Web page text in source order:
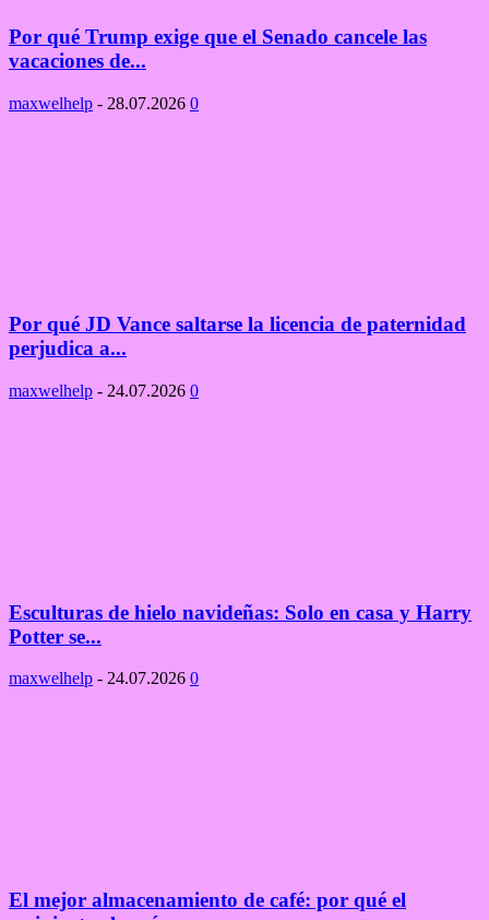
Por qué Trump exige que el Senado cancele las
vacaciones de...
maxwelhelp - 28.07.2026 0
Por qué JD Vance saltarse la licencia de paternidad
perjudica a...
maxwelhelp - 24.07.2026 0
Esculturas de hielo navideñas: Solo en casa y Harry
Potter se...
maxwelhelp - 24.07.2026 0
El mejor almacenamiento de café: por qué el